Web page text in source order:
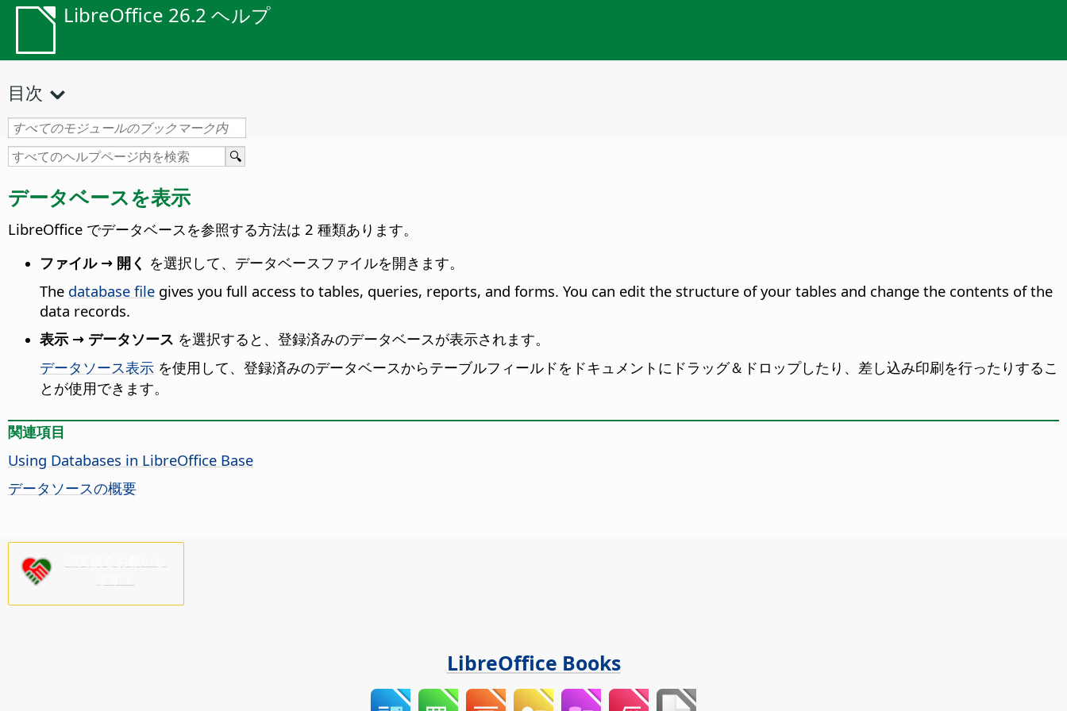
LibreOffice 26.2 ヘルプ
目次
データベースを表示
LibreOffice でデータベースを参照する方法は 2 種類あります。
ファイル → 開く を選択して、データベースファイルを開きます。
The database file gives you full access to tables, queries, reports, and forms. You can edit the structure of your tables and change the contents of the
data records.
表示 → データソース を選択すると、登録済みのデータベースが表示されます。
データソース表示 を使用して、登録済みのデータベースからテーブルフィールドをドキュメントにドラッグ＆ドロップしたり、差し込み印刷を行ったりするこ
とが使用できます。
関連項目
Using Databases in LibreOffice Base
データソースの概要
LibreOffice Books